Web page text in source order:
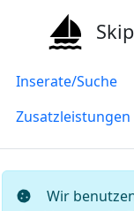
Inserate/Suche
Zusatzleistungen
Wir